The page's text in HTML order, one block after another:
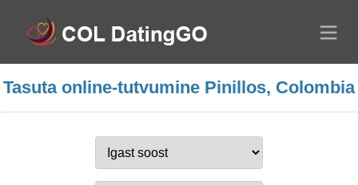
Tasuta online-tutvumine Pinillos, Colombia